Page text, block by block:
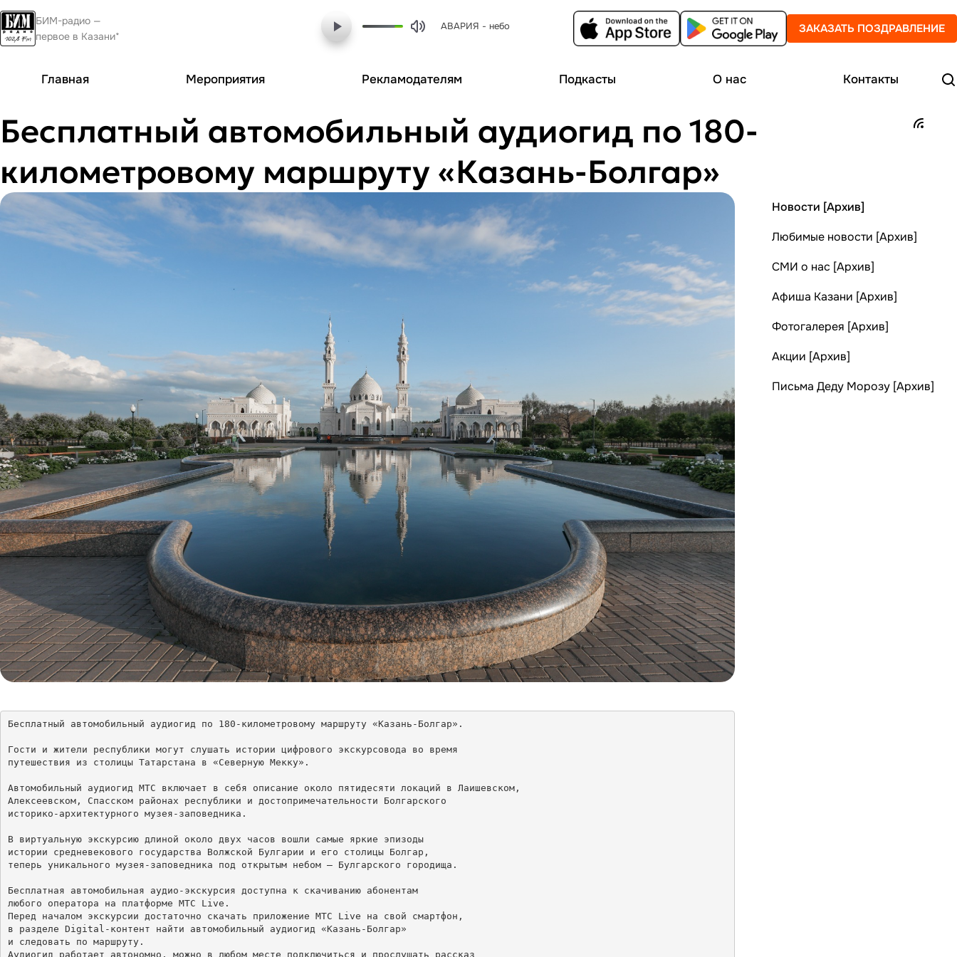
БИМ-радио —
первое в Казани*
АВАРИЯ - небо ЗАКАЗАТЬ ПОЗДРАВЛЕНИЕ
Главная Мероприятия Рекламодателям Подкасты О нас Контакты
Бесплатный автомобильный аудиогид по 180-
километровому маршруту «Казань-Болгар»
Бесплатный автомобильный аудиогид по 180-километровому маршруту «Казань-Болгар».
Гости и жители республики могут слушать истории цифрового экскурсовода во время
путешествия из столицы Татарстана в «Северную Мекку».
Автомобильный аудиогид МТС включает в себя описание около пятидесяти локаций в Лаишевском,
Алексеевском, Спасском районах республики и достопримечательности Болгарского
историко-архитектурного музея-заповедника.
В виртуальную экскурсию длиной около двух часов вошли самые яркие эпизоды
истории средневекового государства Волжской Булгарии и его столицы Болгар,
теперь уникального музея-заповедника под открытым небом – Булгарского городища.
Бесплатная автомобильная аудио-экскурсия доступна к скачиванию абонентам
любого оператора на платформе МТС Live.
Перед началом экскурсии достаточно скачать приложение МТС Live на свой смартфон,
в разделе Digital-контент найти автомобильный аудиогид «Казань-Болгар»
и следовать по маршруту.
Аудиогид работает автономно, можно в любом месте подключиться и прослушать рассказ
Новости [Архив]
Любимые новости [Архив]
СМИ о нас [Архив]
Афиша Казани [Архив]
Фотогалерея [Архив]
Акции [Архив]
Письма Деду Морозу [Архив]